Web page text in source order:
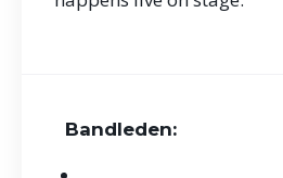
Bandleden: